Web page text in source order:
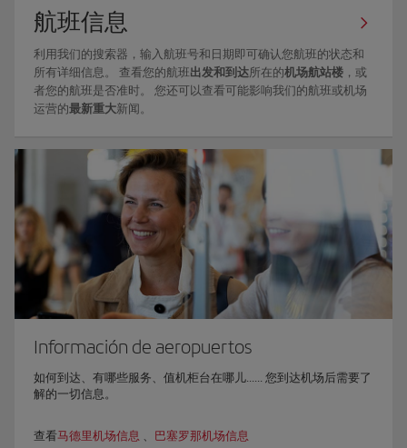
航班信息
利用我们的搜索器，输入航班号和日期即可确认您航班的状态和
所有详细信息。 查看您的航班出发和到达所在的机场航站楼 ，或
者您的航班是否准时。 您还可以查看可能影响我们的航班或机场
运营的最新重大新闻。
Información de aeropuertos
如何到达、有哪些服务、值机柜台在哪儿...... 您到达机场后需要了
解的一切信息。
查看马德里机场信息 、 巴塞罗那机场信息